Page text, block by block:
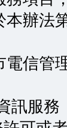
辦法
信管
服務